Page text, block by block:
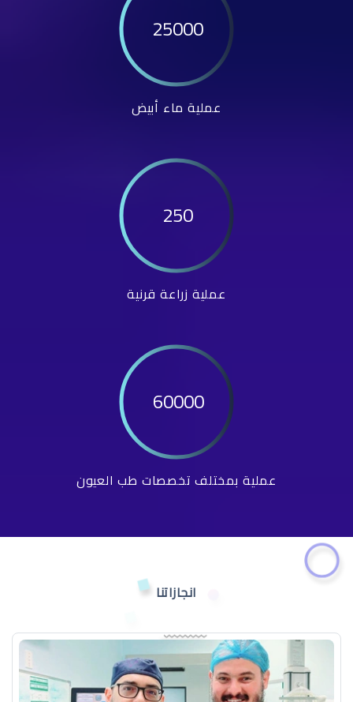
25000
عملية ماء أبيض
250
عملية زراعة قرنية
60000
عملية بمختلف تخصصات طب العيون
انجازاتنا